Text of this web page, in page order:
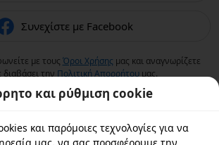
Συνεχίστε με Facebook
με τους Όροι Χρήσης μας και αναγνωρίζετε
διαβάσει την Πολιτική Aπορρήτουμας.
και ρύθμιση cookie
και παρόμοιες τεχνολογίες για να